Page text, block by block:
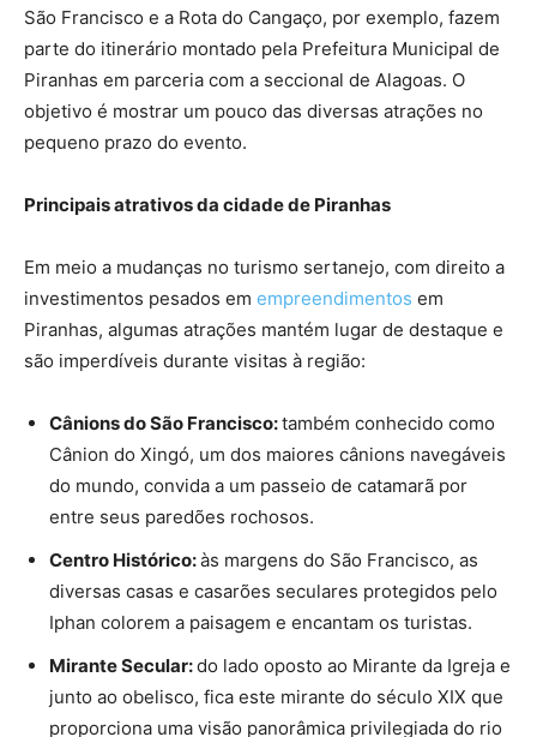
São Francisco e a Rota do Cangaço, por exemplo, fazem
parte do itinerário montado pela Prefeitura Municipal de
Piranhas em parceria com a seccional de Alagoas. O
objetivo é mostrar um pouco das diversas atrações no
pequeno prazo do evento.
Principais atrativos da cidade de Piranhas
Em meio a mudanças no turismo sertanejo, com direito a
investimentos pesados em empreendimentos em
Piranhas, algumas atrações mantém lugar de destaque e
são imperdíveis durante visitas à região:
Cânions do São Francisco:também conhecido como
Cânion do Xingó, um dos maiores cânions navegáveis
do mundo, convida a um passeio de catamarã por
entre seus paredões rochosos.
Centro Histórico:às margens do São Francisco, as
diversas casas e casarões seculares protegidos pelo
Iphan colorem a paisagem e encantam os turistas.
Mirante Secular:do lado oposto ao Mirante da Igreja e
junto ao obelisco, fica este mirante do século XIX que
proporciona uma visão panorâmica privilegiada do rio